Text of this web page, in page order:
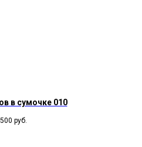
в сумочке 010
руб.